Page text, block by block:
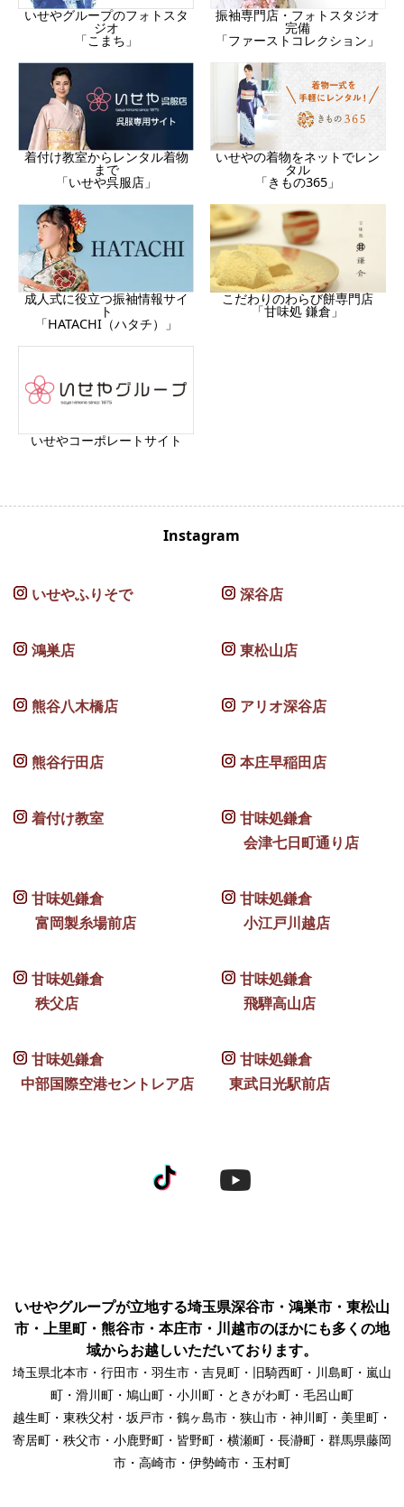
いせやグループのフォトスタ
ジオ
「こまち」
振袖専門店・フォトスタジオ
完備
「ファーストコレクション」
着付け教室からレンタル着物
まで
「いせや呉服店」
いせやの着物をネットでレン
タル
「きもの365」
成人式に役立つ振袖情報サイ
ト
「HATACHI（ハタチ）」
こだわりのわらび餅専門店
「甘味処 鎌倉」
いせやコーポレートサイト
Instagram
いせやふりそで 深谷店
鴻巣店 東松山店
熊谷八木橋店 アリオ深谷店
熊谷行田店 本庄早稲田店
着付け教室
甘味処鎌倉
会津七日町通り店
甘味処鎌倉
富岡製糸場前店
甘味処鎌倉
小江戸川越店
甘味処鎌倉
秩父店
甘味処鎌倉
飛騨高山店
甘味処鎌倉
中部国際空港セントレア店
甘味処鎌倉
東武日光駅前店
いせやグループが立地する埼玉県深谷市・鴻巣市・東松山
市・上里町・熊谷市・本庄市・川越市のほかにも多くの地
域からお越しいただいております。
埼玉県北本市・行田市・羽生市・吉見町・旧騎西町・川島町・嵐山
町・滑川町・鳩山町・小川町・ときがわ町・毛呂山町
越生町・東秩父村・坂戸市・鶴ヶ島市・狭山市・神川町・美里町・
寄居町・秩父市・小鹿野町・皆野町・横瀬町・長瀞町・群馬県藤岡
市・高崎市・伊勢崎市・玉村町